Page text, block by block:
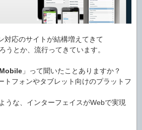
対応のサイトが結構増えてきて
うとか、流行ってきています。
」って聞いたことありますか？
トフォンやタブレット向けのプラットフ
うな、インターフェイスがWebで実現